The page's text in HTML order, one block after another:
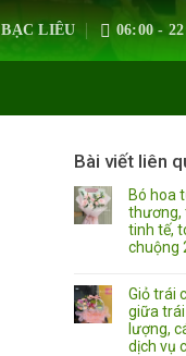
BẠC LIÊU 06:00 -
Bài viết liên
Bó hoa
thương,
tinh tế,
chuộng
Giỏ trái
giữa
lượng,
dịch vụ